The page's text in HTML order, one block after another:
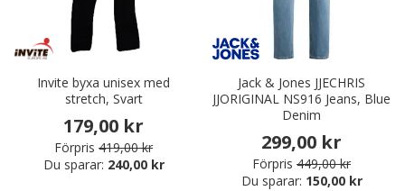
Invite byxa unisex med
stretch, Svart
179,00 kr
Förpris 419,00 kr
Du sparar: 240,00 kr
Jack & Jones JJECHRIS
JJORIGINAL NS916 Jeans, Blue
Denim
299,00 kr
Förpris 449,00 kr
Du sparar: 150,00 kr